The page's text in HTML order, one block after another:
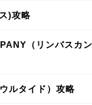
)攻略
（リンバスカ
ルタイド）攻略